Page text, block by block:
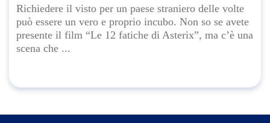
Richiedere il visto per un paese straniero delle volte
può essere un vero e proprio incubo. Non so se avete
presente il film “Le 12 fatiche di Asterix”, ma c’è una
scena che ...